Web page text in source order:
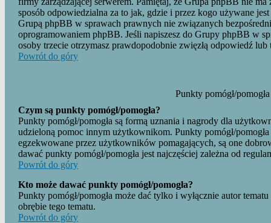
sposób odpowiedzialna za to jak, gdzie i przez kogo używane
Grupą phpBB w sprawach prawnych nie związanych
oprogramowaniem phpBB. Jeśli napiszesz do Grupy phpBB w
osoby trzecie otrzymasz prawdopodobnie zwięzłą odpowiedź
Powrót do góry
Punkty pomógł/pomogła
Czym są punkty pomógł/pomogła?
Punkty pomógł/pomogła są formą uznania i nagrody dla
udzieloną pomoc innym użytkownikom. Punkty pomógł/
egzekwowane przez użytkowników pomagających, są one
dawać punkty pomógł/pomogła jest najczęściej zależna od
Powrót do góry
Kto może dawać punkty pomógł/pomogła?
Punkty pomógł/pomogła może dać tylko i wyłącznie autor
obrębie tego tematu.
Powrót do góry